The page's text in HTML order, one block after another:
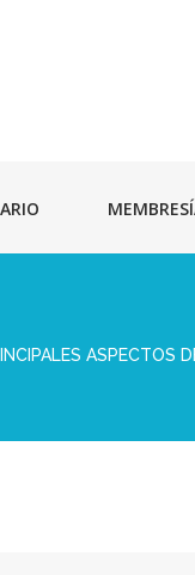
ASPECTOS